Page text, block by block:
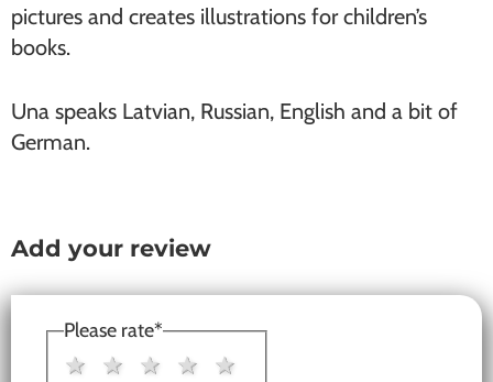
pictures and creates illustrations for children’s
books.
Una speaks Latvian, Russian, English and a bit of
German.
Reader
Interactions
Add your review
Please rate*
4 stars
3 stars
2 stars
1 star